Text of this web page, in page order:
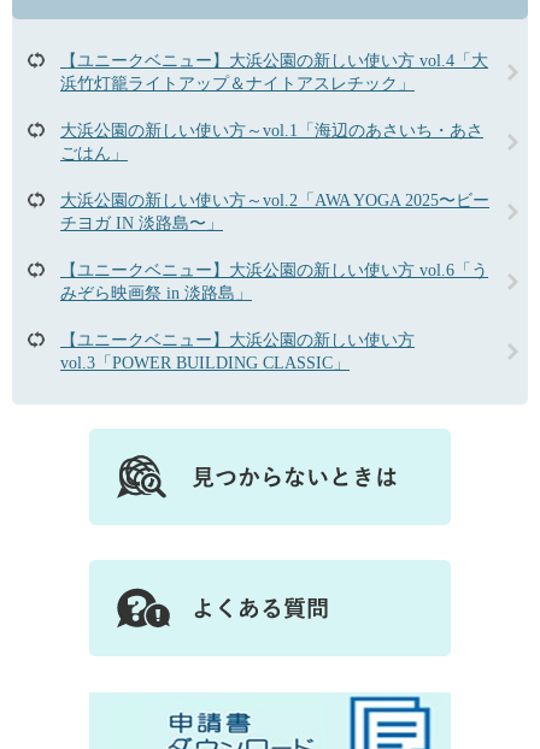
【ユニークベニュー】大浜公園の新しい使い方 vol.4「大
浜竹灯籠ライトアップ＆ナイトアスレチック」
大浜公園の新しい使い方～vol.1「海辺のあさいち・あさ
ごはん」
大浜公園の新しい使い方～vol.2「AWA YOGA 2025〜ビー
チヨガ IN 淡路島〜」
【ユニークベニュー】大浜公園の新しい使い方 vol.6「う
みぞら映画祭 in 淡路島」
【ユニークベニュー】大浜公園の新しい使い方
vol.3「POWER BUILDING CLASSIC」